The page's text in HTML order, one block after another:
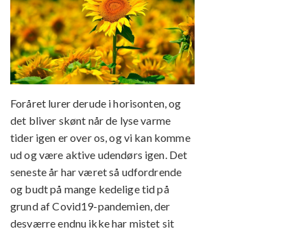
Foråret lurer derude i horisonten, og
det bliver skønt når de lyse varme
tider igen er over os, og vi kan komme
ud og være aktive udendørs igen. Det
seneste år har været så udfordrende
og budt på mange kedelige tid på
grund af Covid19-pandemien, der
desværre endnu ikke har mistet sit